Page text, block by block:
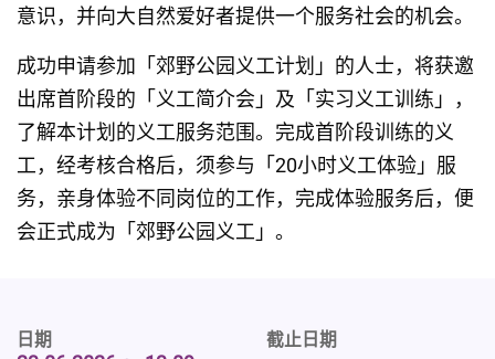
意识，并向大自然爱好者提供一个服务社会的机会。
成功申请参加「郊野公园义工计划」的人士，将获邀
出席首阶段的「义工简介会」及「实习义工训练」，
了解本计划的义工服务范围。完成首阶段训练的义
工，经考核合格后，须参与「20小时义工体验」服
务，亲身体验不同岗位的工作，完成体验服务后，便
会正式成为「郊野公园义工」。
日期 截止日期